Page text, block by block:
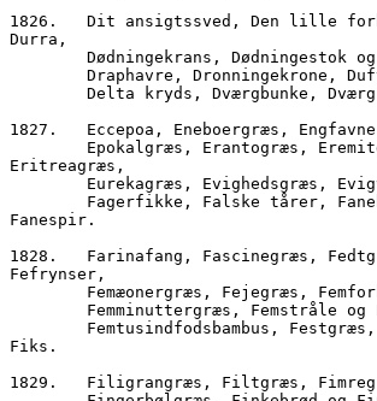
1826.	Dit ansigtssved, Den lille forbandelse og
Durra,
Dødningekrans, Dødningestok
Draphavre, Dronningekrone,
1827.	Eccepoa, Eneboergræs,
Eritreagræs,
Fanespir.
1828.	Farinafang, Fascinegræs, Fedtgræs og
Fefrynser,
Femæonergræs, Fejegræs,
Femminuttergræs, Femstråle
Fiks.
1829.	Filigrangræs, Filtgræs,